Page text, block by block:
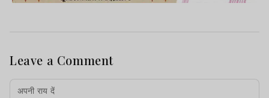
Leave a Comment